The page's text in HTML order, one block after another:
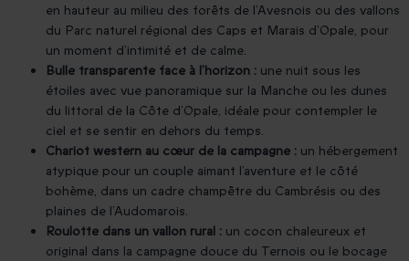
en hauteur au milieu des forêts de l’Avesnois ou des vallons
du Parc naturel régional des Caps et Marais d’Opale, pour
un moment d’intimité et de calme.
Bulle transparente face à l’horizon : une nuit sous les
étoiles avec vue panoramique sur la Manche ou les dunes
du littoral de la Côte d’Opale, idéale pour contempler le
ciel et se sentir en dehors du temps.
Chariot western au cœur de la campagne : un hébergement
atypique pour un couple aimant l’aventure et le côté
bohème, dans un cadre champêtre du Cambrésis ou des
plaines de l’Audomarois.
Roulotte dans un vallon rural : un cocon chaleureux et
original dans la campagne douce du Ternois ou le bocage